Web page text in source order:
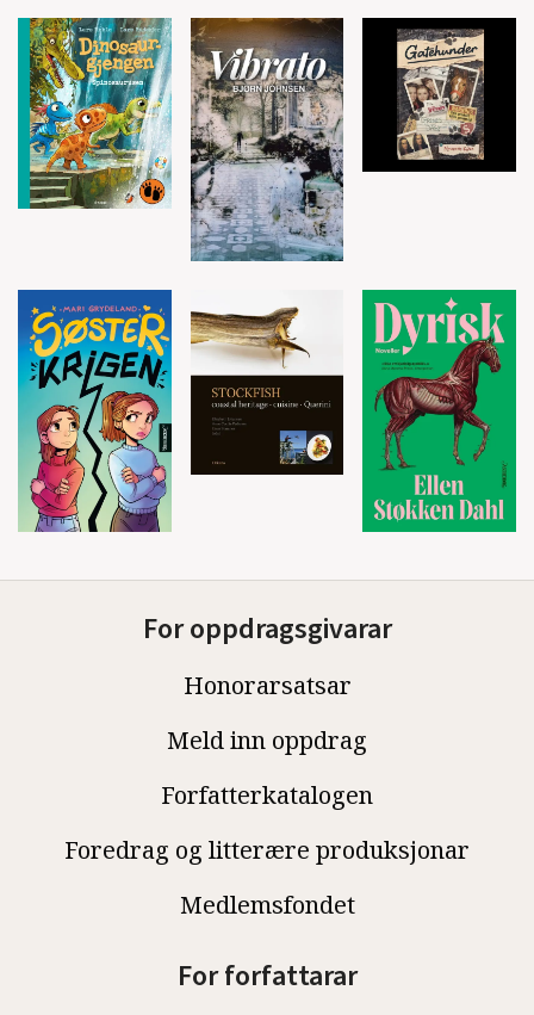
For oppdragsgivarar
Honorarsatsar
Meld inn oppdrag
Forfatterkatalogen
Foredrag og litterære produksjonar
Medlemsfondet
For forfattarar